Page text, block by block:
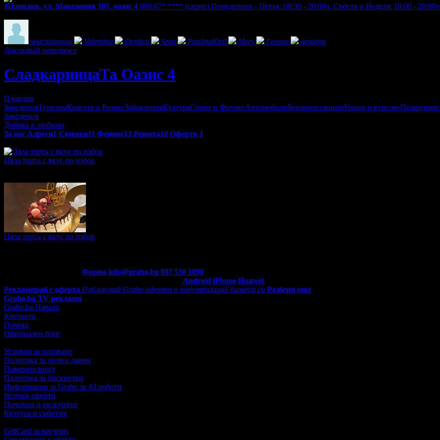
1Пловдив, ул. Македония 107, оазис 4 089 67* **** (скрит) Понеделник - Петък: 08:30 - 20:00ч, Събота и Неделя: 10:00 -
константин Valentina Denitca Spas PaulinaKiril Mery Георги
gergana
Докладвай нередност
СладкарницаТа Оазис 4
Пловдив
ЗаведенияТуризъмКрасота и РелаксЗабавленияКултураСпорт и ФитнесАвтомобилиБензиностанцииУроци и курсовеПазаруване
Заведения
Добави в любими
За нас Адреси1 Снимки11 Фенове13 Ревюта10 Оферти 1
Цяла торта с вкус по избор
Цяла торта с вкус по избор
Форма info@grabo.bg 087 530 1090
Android iPhone Huawei
Рекламирай с оферта Публикувай Grabo оферта и популяризирай бизнеса си Разбери още
Grabo.bg TV реклами
Grabo.bg Начало
Контакти
Помощ
Официален блог
Условия за ползване
Политика за лични данни
Поверителност
Политика за бисквитки
Информация за Grabo за AI роботи
Всички оферти
Почивки и екскурзии
Култура и събития
GiftCard за ваучери